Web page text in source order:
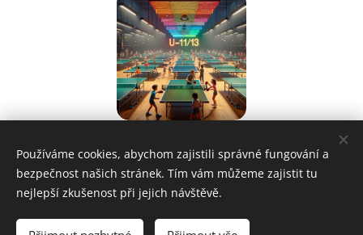
Share
Používáme cookies, abychom zajistili správné fungování a
bezpečnost našich stránek. Tím vám můžeme zajistit tu
nejlepší zkušenost při jejich návštěvě.